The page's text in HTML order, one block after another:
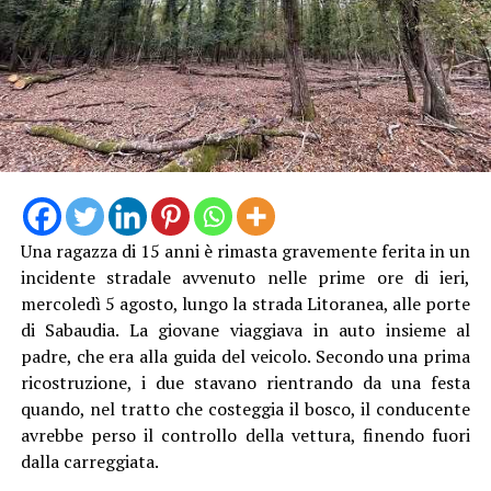
Le indagini dei Carabinieri proseguono per ricostruire i
ruoli delle persone coinvolte e individuare eventuali
ulteriori responsabilità.
Una ragazza di 15 anni è rimasta gravemente ferita in un
incidente stradale avvenuto nelle prime ore di ieri,
mercoledì 5 agosto, lungo la strada Litoranea, alle porte
di Sabaudia. La giovane viaggiava in auto insieme al
padre, che era alla guida del veicolo. Secondo una prima
ricostruzione, i due stavano rientrando da una festa
quando, nel tratto che costeggia il bosco, il conducente
avrebbe perso il controllo della vettura, finendo fuori
dalla carreggiata.